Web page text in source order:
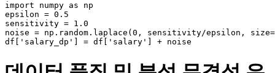
import numpy as np
epsilon = 0.5
sensitivity = 1.0
noise = np.random.laplace(0, sensitivity/epsilon,